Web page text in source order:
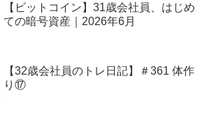
【ビットコイン】31歳会社員、はじめ
ての暗号資産｜2026年6月
【32歳会社員のトレ日記】＃361 体作
り⑰